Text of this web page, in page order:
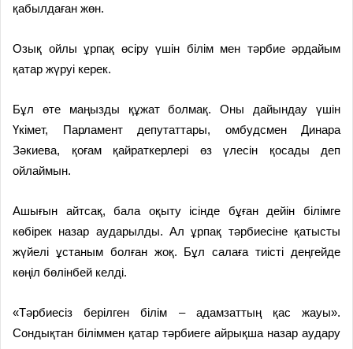
қабылдаған жөн.
Озық ойлы ұрпақ өсіру үшін білім мен тәрбие әрдайым
қатар жүруі керек.
Бұл өте маңызды құжат болмақ. Оны дайындау үшін
Үкімет, Парламент депутаттары, омбудсмен Динара
Зәкиева, қоғам қайраткерлері өз үлесін қосады деп
ойлаймын.
Ашығын айтсақ, бала оқыту ісінде бұған дейін білімге
көбірек назар аударылды. Ал ұрпақ тәрбиесіне қатысты
жүйелі ұстаным болған жоқ. Бұл салаға тиісті деңгейде
көңіл бөлінбей келді.
«Тәрбиесіз берілген білім – адамзаттың қас жауы».
Сондықтан біліммен қатар тәрбиеге айрықша назар аудару